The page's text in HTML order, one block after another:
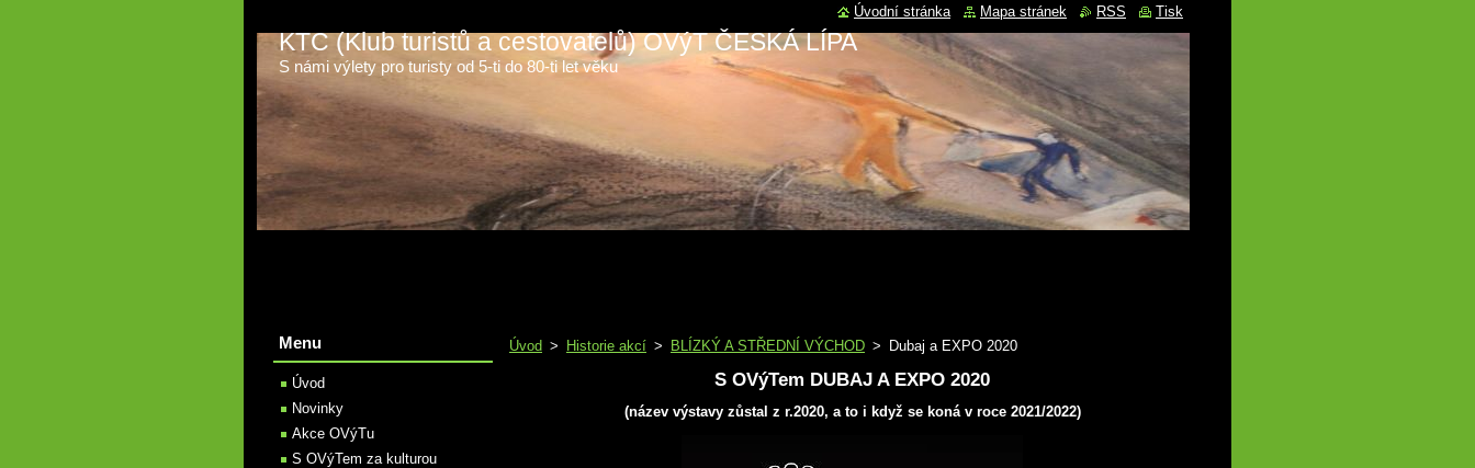
KTC (Klub turistů a cestovatelů) OVýT ČESKÁ LÍPA
S námi výlety pro turisty od 5-ti do 80-ti let věku
Úvod > Historie akcí > BLÍZKÝ A STŘEDNÍ VÝCHOD > Dubaj a EXPO 2020
S OVýTem DUBAJ A EXPO 2020
(název výstavy zůstal z r.2020, a to i když se koná v roce 2021/2022)
Menu
Úvod
Novinky
Akce OVýTu
S OVýTem za kulturou
Úvodní stránka Mapa stránek RSS Tisk